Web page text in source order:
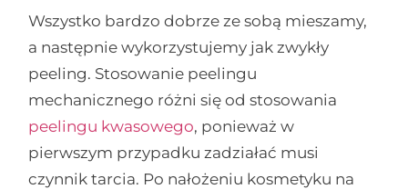
Wszystko bardzo dobrze ze sobą mieszamy,
a następnie wykorzystujemy jak zwykły
peeling. Stosowanie peelingu
mechanicznego różni się od stosowania
peelingu kwasowego, ponieważ w
pierwszym przypadku zadziałać musi
czynnik tarcia. Po nałożeniu kosmetyku na